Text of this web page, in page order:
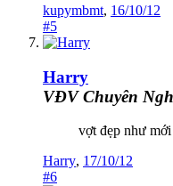
kupymbmt, 16/10/12
#5
Harry
VĐV Chuyên
vợt đẹp như mới
Harry, 17/10/12
#6